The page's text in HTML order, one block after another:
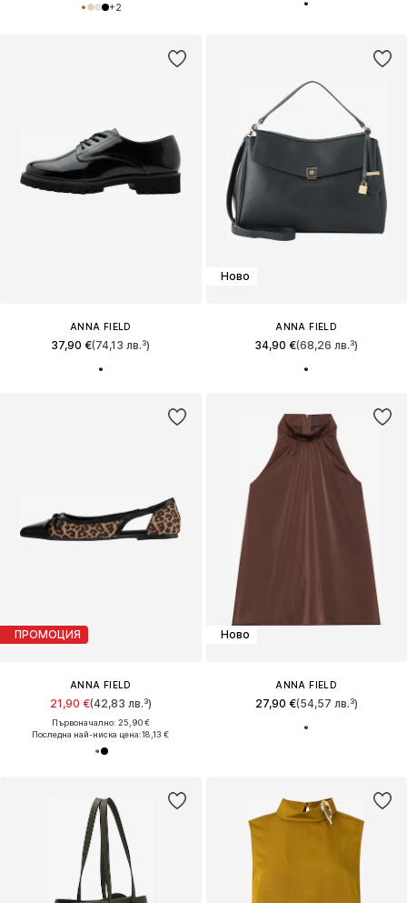
+2
ANNA FIELD
37,90 €(74,13 лв.³)
Ново
ANNA FIELD
34,90 €(68,26 лв.³)
ПРОМОЦИЯ
ANNA FIELD
21,90 €(42,83 лв.³)
Първоначално: 25,90 €
Последна най-ниска цена:18,13 €
Ново
ANNA FIELD
27,90 €(54,57 лв.³)